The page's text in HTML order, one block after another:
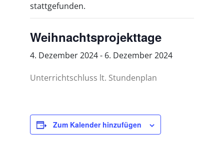
stattgefunden.
Weihnachtsprojekttage
4. Dezember 2024- 6. Dezember 2024
Unterrichtschluss lt. Stundenplan
Zum Kalender hinzufügen